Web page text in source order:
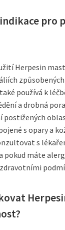
pro
Herpesin
používá k
a drobná
postižených
s opary a
s
pokud máte